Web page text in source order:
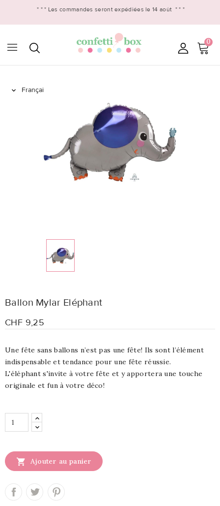
* * * Les commandes seront expédiées le 14 août * * *
0

Ballon Mylar Eléphant
CHF 9,25
Une fête sans ballons n’est pas une fête! Ils sont l’élément
indispensable et tendance pour une fête réussie.
L'éléphant s'invite à votre fête et y apportera une touche
originale et fun à votre déco!
 Ajouter au panier